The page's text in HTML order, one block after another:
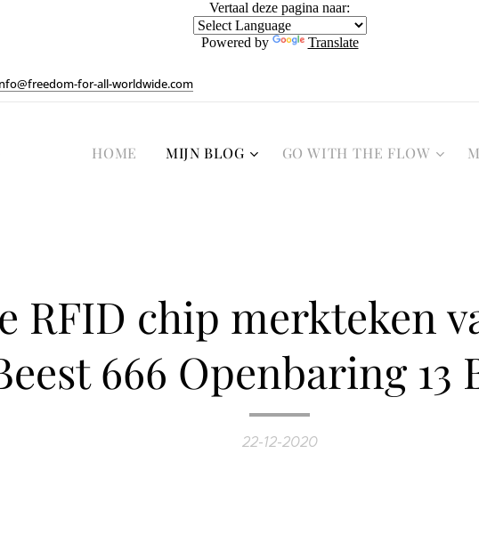
Vertaal deze pagina naar:
Powered by Translate
for-all-worldwide.com
HOME MIJN BLOG GO WITH THE FLOW
RFID chip merkteken
666 Openbaring 13
22-12-2020